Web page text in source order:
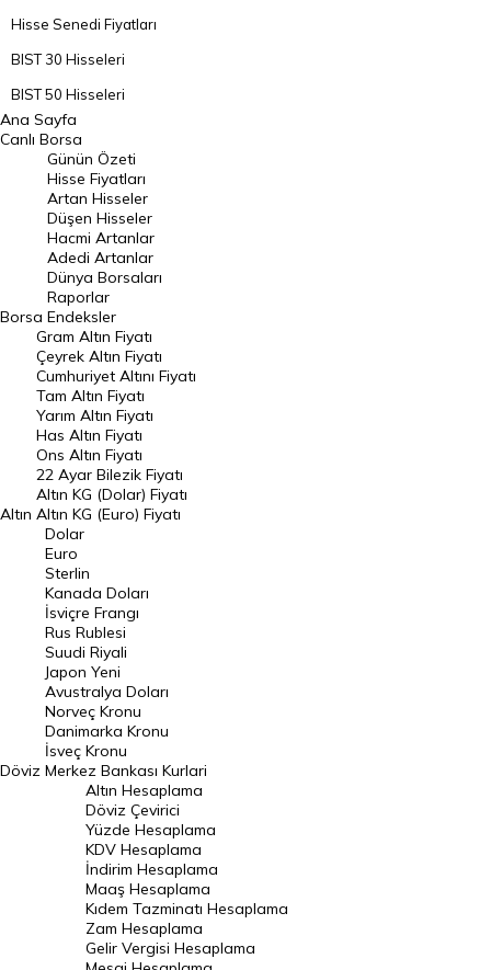
Hisse Senedi Fiyatları
BIST 30 Hisseleri
BIST 50 Hisseleri
BIST 100 Hisseleri
En Çok Artan Hisseler
En Çok Düşen Hisseler
Hacmi Artanlar
Geçmiş Kapanışlar
Dünya Borsaları
Raporlar
Endeksler
DÖVİZ
Döviz Kuru
Dolar Kuru
Euro Kuru
Pound Kuru
Frank Kuru
Riyal Kuru
Avustralya Doları
Danimarka Kronu Kuru
Kanada Doları Kuru
Norveç Kronu Kuru
İsveç Kronu Kuru
Japon Yeni Kuru
Serbest Piyasa Döviz Kurları
Merkez Bankası Döviz Kurları
Ana Sayfa
Canlı Borsa
Borsa
Günün Özeti
Hisse Fiyatları
Artan Hisseler
Düşen Hisseler
Hacmi Artanlar
Adedi Artanlar
Dünya Borsaları
Raporlar
Endeksler
Altın
Gram Altın Fiyatı
Çeyrek Altın Fiyatı
Cumhuriyet Altını Fiyatı
Tam Altın Fiyatı
Yarım Altın Fiyatı
Has Altın Fiyatı
Ons Altın Fiyatı
22 Ayar Bilezik Fiyatı
Altın KG (Dolar) Fiyatı
Altın KG (Euro) Fiyatı
Döviz
Dolar
Euro
Sterlin
Kanada Doları
İsviçre Frangı
Rus Rublesi
Suudi Riyali
Japon Yeni
Avustralya Doları
Norveç Kronu
Danimarka Kronu
İsveç Kronu
Merkez Bankası Kurlari
Altın Hesaplama
Döviz Çevirici
Yüzde Hesaplama
KDV Hesaplama
İndirim Hesaplama
Maaş Hesaplama
Kıdem Tazminatı Hesaplama
Zam Hesaplama
Gelir Vergisi Hesaplama